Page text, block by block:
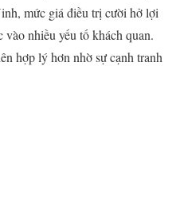
mức giá điều trị cười hở lợi
nhiều yếu tố khách quan.
hợp lý hơn nhờ sự cạnh tranh